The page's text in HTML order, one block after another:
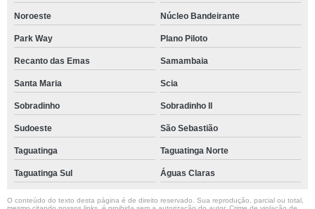
Noroeste Núcleo Bandeirante
Park Way Plano Piloto
Recanto das Emas Samambaia
Santa Maria Scia
Sobradinho Sobradinho ll
Sudoeste São Sebastião
Taguatinga Taguatinga Norte
Taguatinga Sul Águas Claras
O conteúdo do texto desta página é de direito reservado. Sua reprodução, parcial ou total,